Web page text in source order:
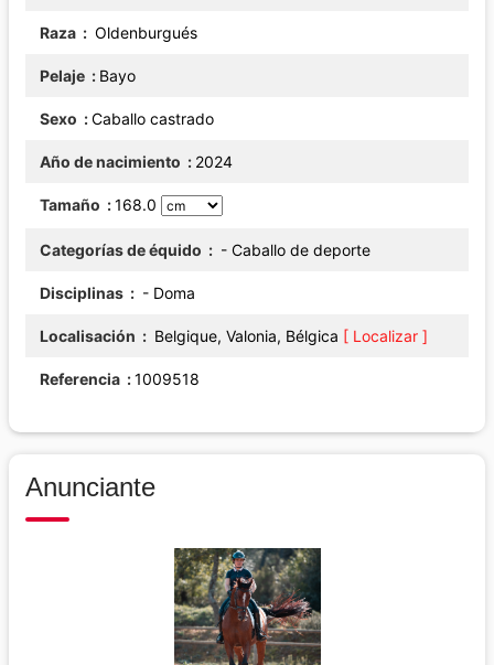
Raza Oldenburgués
Pelaje Bayo
Sexo Caballo castrado
Año de nacimiento 2024
Tamaño 168.0
Categorías de équido - Caballo de deporte
Disciplinas - Doma
Localisación Belgique, Valonia, Bélgica [ Localizar ]
Referencia 1009518
Anunciante